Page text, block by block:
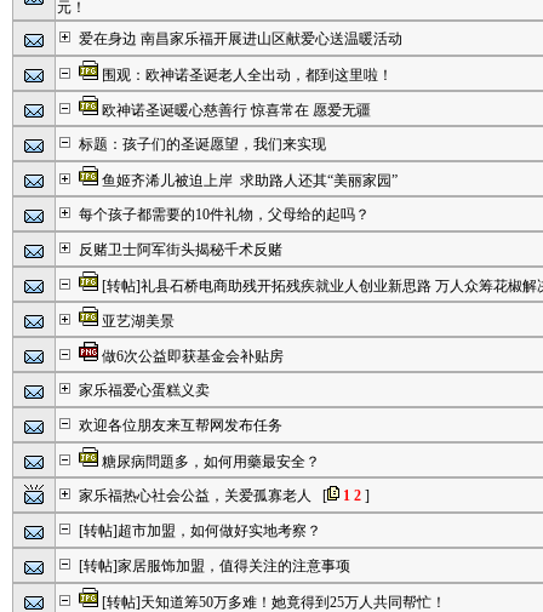
元！
爱在身边 南昌家乐福开展进山区献爱心送温暖活动
围观：欧神诺圣诞老人全出动，都到这里啦！
欧神诺圣诞暖心慈善行 惊喜常在 愿爱无疆
标题：孩子们的圣诞愿望，我们来实现
鱼姬齐浠儿被迫上岸 求助路人还其“美丽家园”
每个孩子都需要的10件礼物，父母给的起吗？
反赌卫士阿军街头揭秘千术反赌
[转帖]礼县石桥电商助残开拓残疾就业人创业新思路 万人众筹花椒解
亚艺湖美景
做6次公益即获基金会补贴房
家乐福爱心蛋糕义卖
欢迎各位朋友来互帮网发布任务
糖尿病問題多，如何用藥最安全？
家乐福热心社会公益，关爱孤寡老人
[ 1 2 ]
[转帖]超市加盟，如何做好实地考察？
[转帖]家居服饰加盟，值得关注的注意事项
[转帖]天知道筹50万多难！她竟得到25万人共同帮忙！